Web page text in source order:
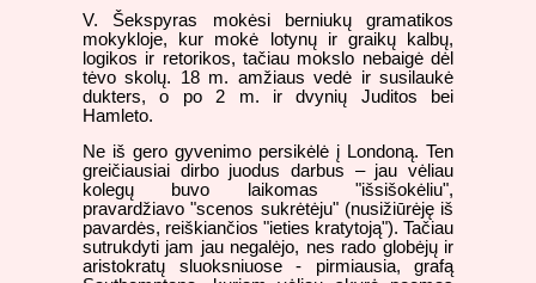
V. Šekspyras mokėsi berniukų gramatikos
mokykloje, kur mokė lotynų ir graikų kalbų,
logikos ir retorikos, tačiau mokslo nebaigė dėl
tėvo skolų. 18 m. amžiaus vedė ir susilaukė
dukters, o po 2 m. ir dvynių Juditos bei
Hamleto.
Ne iš gero gyvenimo persikėlė į Londoną. Ten
greičiausiai dirbo juodus darbus – jau vėliau
kolegų buvo laikomas "išsišokėliu",
pravardžiavo "scenos sukrėtėju" (nusižiūrėję iš
pavardės, reiškiančios "ieties kratytoją"). Tačiau
sutrukdyti jam jau negalėjo, nes rado globėjų ir
aristokratų sluoksniuose - pirmiausia, grafą